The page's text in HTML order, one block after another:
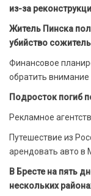
из-за
Житель Пинска
убийство
Финансовое
обратить
Подросток погиб
Рекламное
Путешествие из
арендовать авто в
В Бресте на пять
нескольких